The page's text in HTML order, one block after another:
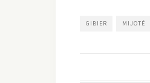
GIBIER MIJOTÉ